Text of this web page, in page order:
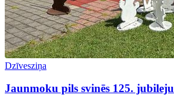
Dzīvesziņa
Jaunmoku pils svinēs 125. jubileju